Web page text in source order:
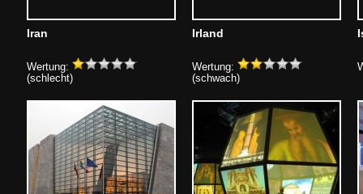
Iran
Wertung:
(schlecht)
Irland
Wertung:
(schwach)